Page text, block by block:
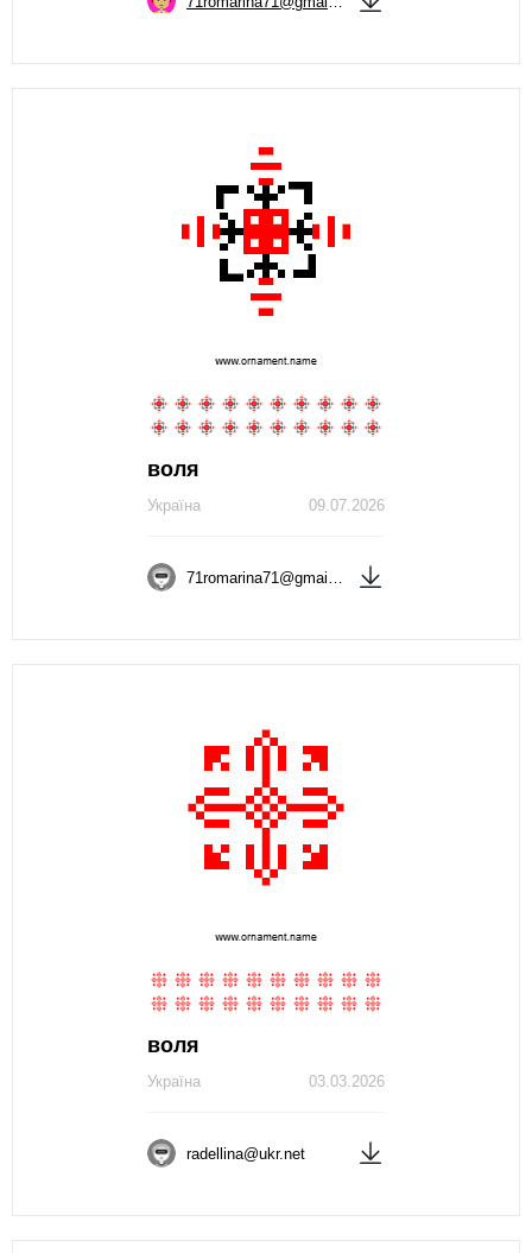
воля
09.07.2026
Україна
71romarina71@gmail.com
воля
03.03.2026
Україна
radellina@ukr.net